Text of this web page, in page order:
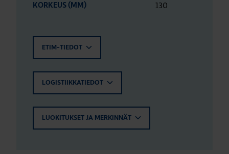
KORKEUS (MM) 130
ETIM-TIEDOT
LOGISTIIKKATIEDOT
LUOKITUKSET JA MERKINNÄT